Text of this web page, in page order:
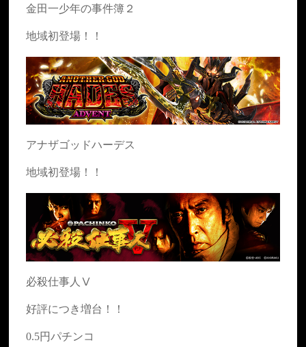
金田一少年の事件簿２
地域初登場！！
アナザゴッドハーデス
地域初登場！！
必殺仕事人Ⅴ
好評につき増台！！
0.5円パチンコ